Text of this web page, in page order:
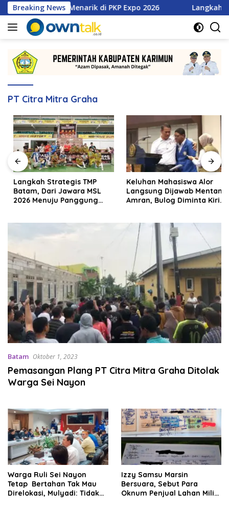
Langsung
ke
konten
Breaking News
Menarik di PKP Expo 2026 Langkah Strategis
PT Citra Mitra Graha
Langkah Strategis TMP
Batam, Dari Jawara MSL
2026 Menuju Panggung
Keluhan Mahasiswa Alor
Langsung Dijawab Mentan
Amran, Bulog Diminta Kirim
Batam Oktober 1, 2023
Pemasangan Plang PT Citra Mitra Graha Ditolak
Warga Sei Nayon
Warga Ruli Sei Nayon
Tetap Bertahan Tak Mau
Direlokasi, Mulyadi: Tidak
Izzy Samsu Marsin
Bersuara, Sebut Para
Oknum Penjual Lahan Milik